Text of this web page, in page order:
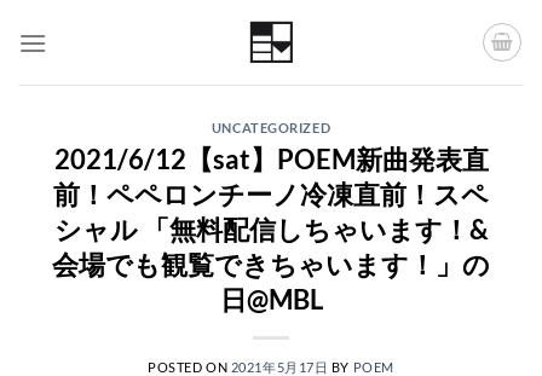
UNCATEGORIZED
2021/6/12【sat】POEM新曲発表直
前！ペペロンチーノ冷凍直前！スペ
シャル 「無料配信しちゃいます！&
会場でも観覧できちゃいます！」の
日@MBL
POSTED ON 2021年5月17日 BY POEM